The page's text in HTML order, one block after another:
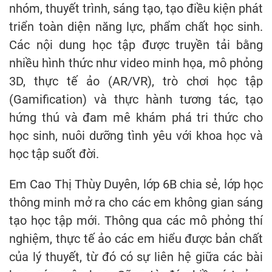
nhóm, thuyết trình, sáng tạo, tạo điều kiện phát
triển toàn diện năng lực, phẩm chất học sinh.
Các nội dung học tập được truyền tải bằng
nhiều hình thức như video minh họa, mô phỏng
3D, thực tế ảo (AR/VR), trò chơi học tập
(Gamification) và thực hành tương tác, tạo
hứng thú và đam mê khám phá tri thức cho
học sinh, nuôi dưỡng tình yêu với khoa học và
học tập suốt đời.
Em Cao Thị Thùy Duyên, lớp 6B chia sẻ, lớp học
thông minh mở ra cho các em không gian sáng
tạo học tập mới. Thông qua các mô phỏng thí
nghiệm, thực tế ảo các em hiểu được bản chất
của lý thuyết, từ đó có sự liên hệ giữa các bài